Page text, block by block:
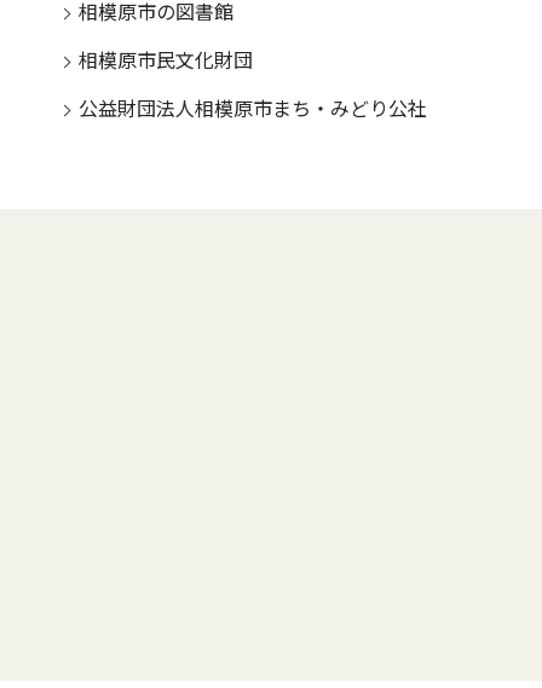
相模原市の図書館
相模原市民文化財団
公益財団法人相模原市まち・みどり公社